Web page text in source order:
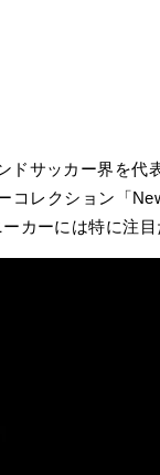
ドサッカー界を代
コレクション「
カーには特に注目